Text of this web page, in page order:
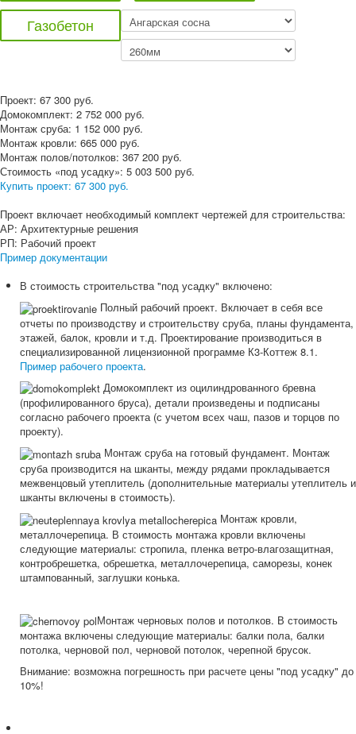
Газобетон
Проект: 67 300 руб.
Домокомплект: 2 752 000 руб.
Монтаж сруба: 1 152 000 руб.
Монтаж кровли: 665 000 руб.
Монтаж полов/потолков: 367 200 руб.
Стоимость «под усадку»: 5 003 500 руб.
Купить проект: 67 300 руб.
Проект включает необходимый комплект чертежей для строительства:
АР: Архитектурные решения
РП: Рабочий проект
Пример документации
В стоимость строительства "под усадку" включено:
Полный рабочий проект. Включает в себя все
отчеты по производству и строительству сруба, планы фундамента,
этажей, балок, кровли и т.д. Проектирование производиться в
специализированной лицензионной программе К3-Коттеж 8.1.
Пример рабочего проекта.
Домокомплект из оцилиндрованного бревна
(профилированного бруса), детали произведены и подписаны
согласно рабочего проекта (с учетом всех чаш, пазов и торцов по
проекту).
Монтаж сруба на готовый фундамент. Монтаж
сруба производится на шканты, между рядами прокладывается
межвенцовый утеплитель (дополнительные материалы утеплитель и
шканты включены в стоимость).
Монтаж кровли,
металлочерепица. В стоимость монтажа кровли включены
следующие материалы: стропила, пленка ветро-влагозащитная,
контробрешетка, обрешетка, металлочерепица, саморезы, конек
штампованный, заглушки конька.
Монтаж черновых полов и потолков. В стоимость
монтажа включены следующие материалы: балки пола, балки
потолка, черновой пол, черновой потолок, черепной брусок.
Внимание: возможна погрешность при расчете цены "под усадку" до
10%!